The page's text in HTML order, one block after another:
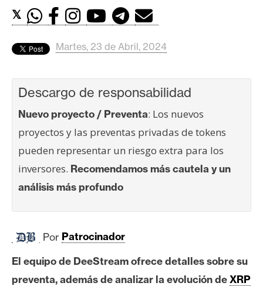
a
o
B
i
t
c
i
n
E
t
h
e
𝕏
Martes, 23 de Abril, 2024
Descargo de responsabilidad
Nuevo proyecto / Preventa: Los nuevos
proyectos y las preventas privadas de tokens
pueden representar un riesgo extra para los
inversores. Recomendamos más cautela y un
análisis más profundo
Por Patrocinador
El equipo de DeeStream ofrece detalles sobre su
preventa, además de analizar la evolución deXRP